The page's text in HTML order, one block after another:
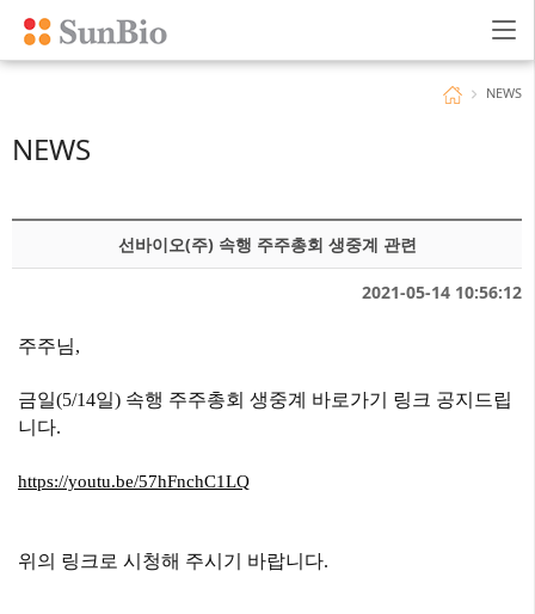
NEWS
NEWS
선바이오(주) 속행 주주총회 생중계 관련
2021-05-14 10:56:12
주주님,
금일(5/14일) 속행 주주총회 생중계 바로가기 링크 공지드립
니다.
https://youtu.be/57hFnchC1LQ
위의 링크로 시청해 주시기 바랍니다.